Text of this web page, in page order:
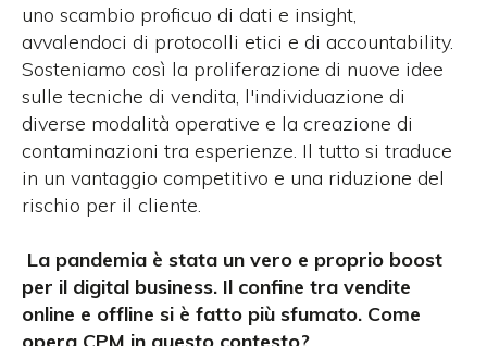
uno scambio proficuo di dati e insight,
avvalendoci di protocolli etici e di accountability.
Sosteniamo così la proliferazione di nuove idee
sulle tecniche di vendita, l'individuazione di
diverse modalità operative e la creazione di
contaminazioni tra esperienze. Il tutto si traduce
in un vantaggio competitivo e una riduzione del
rischio per il cliente.
La pandemia è stata un vero e proprio boost
per il digital business. Il confine tra vendite
online e offline si è fatto più sfumato. Come